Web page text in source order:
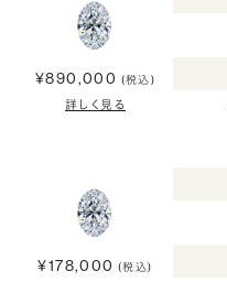
¥890,000 (税込)
詳しく見る
¥178,000 (税込)